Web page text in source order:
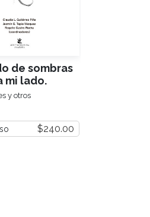
de sombras
mi lado.
de la
y otros
$240.00